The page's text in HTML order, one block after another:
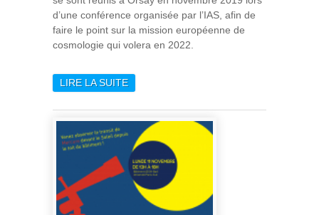
d’une conférence organisée par l’IAS, afin de
faire le point sur la mission européenne de
cosmologie qui volera en 2022.
LIRE LA SUITEDE EUCLID : LA
FRANÇAISE SE RÉUNIT À
ORSAY, 3 ANS AVANT LE
LANCEMENT